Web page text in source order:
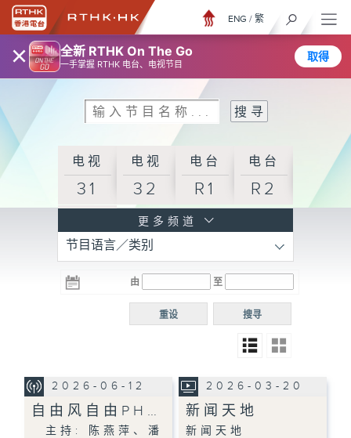
× 全新 RTHK On The Go
一手掌握 RTHK 电台、电视节目
取得
ENG / 繁
电视
31
电视
32
电台
R1
电台
R2
R3
电台 电台
R5
电台
普通
更多频道
节目语言／类别
由 至
搜寻
重设
2026-06-12
自由风自由PH…
主持: 陈燕萍、潘
2026-03-20
新闻天地
新闻天地